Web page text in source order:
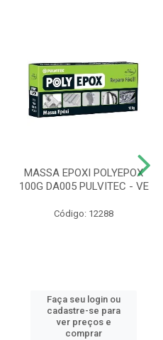
MASSA EPOXI POLYEPOX
100G DA005 PULVITEC - VE
Código: 12288
Faça seu login ou
cadastre-se para
ver preços e
comprar